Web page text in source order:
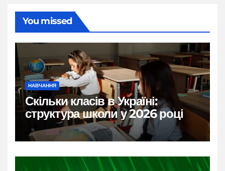
You missed
НАВЧАННЯ
Скільки класів в Україні:
структура школи у 2026 році